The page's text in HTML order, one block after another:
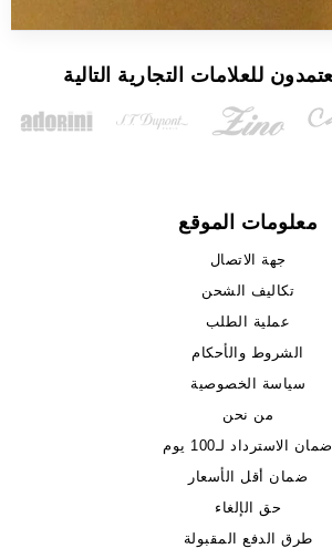
معلومات الموقع
جهة الاتصال
تكاليف الشحن
عملية الطلب
الشروط والأحكام
سياسة الخصوصية
من نحن
ضمان الاسترداد لـ100 يوم
ضمان أقل الأسعار
حق الإلغاء
طرق الدفع المقبولة